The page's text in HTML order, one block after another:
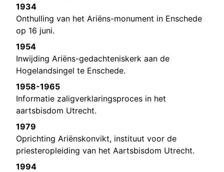
1934
Onthulling van het Ariëns-monument in Enschede
op 16 juni.
1954
Inwijding Ariëns-gedachteniskerk aan de
Hogelandsingel te Enschede.
1958-1965
Informatie zaligverklaringsproces in het
aartsbisdom Utrecht.
1979
Oprichting Ariënskonvikt, instituut voor de
priesteropleiding van het Aartsbisdom Utrecht.
1994